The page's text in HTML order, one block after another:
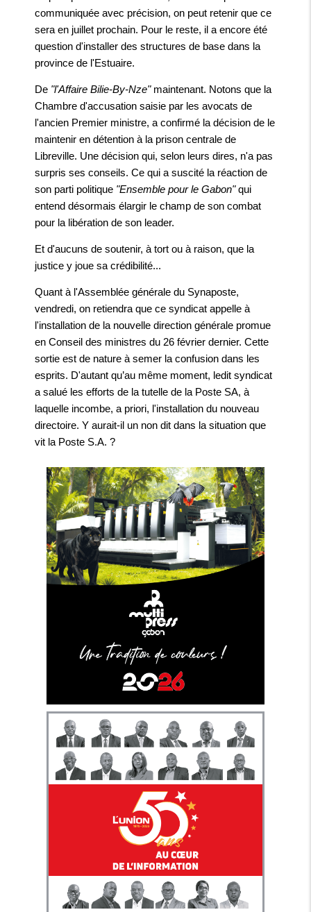
communiquée avec précision, on peut retenir que ce
sera en juillet prochain. Pour le reste, il a encore été
question d'installer des structures de base dans la
province de l'Estuaire.
De "l'Affaire Bilie-By-Nze"maintenant. Notons que la
Chambre d'accusation saisie par les avocats de
l'ancien Premier ministre, a confirmé la décision de le
maintenir en détention à la prison centrale de
Libreville. Une décision qui, selon leurs dires, n'a pas
surpris ses conseils. Ce qui a suscité la réaction de
son parti politique "Ensemble pour le Gabon"qui
entend désormais élargir le champ de son combat
pour la libération de son leader.
Et d'aucuns de soutenir, à tort ou à raison, que la
justice y joue sa crédibilité...
Quant à l'Assemblée générale du Synaposte,
vendredi, on retiendra que ce syndicat appelle à
l'installation de la nouvelle direction générale promue
en Conseil des ministres du 26 février dernier. Cette
sortie est de nature à semer la confusion dans les
esprits. D'autant qu’au même moment, ledit syndicat
a salué les efforts de la tutelle de la Poste SA, à
laquelle incombe, a priori, l'installation du nouveau
directoire. Y aurait-il un non dit dans la situation que
vit la Poste S.A. ?